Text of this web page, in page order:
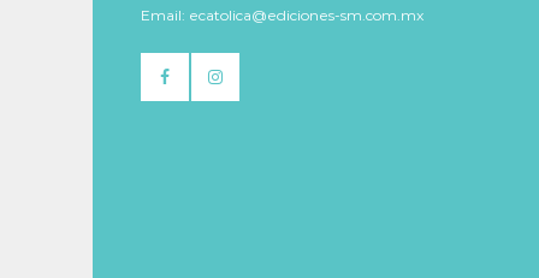
Email: ecatolica@ediciones-sm.com.mx